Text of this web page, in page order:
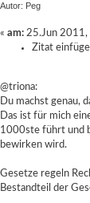
Autor: Peg
« am: 25.Jun 2011,
Zitat
@triona:
Du machst genau,
Das ist für mich
1000ste führt und
bewirken wird.
Gesetze regeln
Bestandteil der